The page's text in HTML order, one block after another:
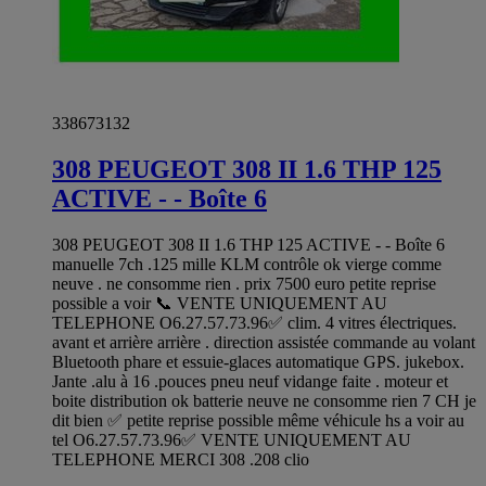
338673132
308 PEUGEOT 308 II 1.6 THP 125
ACTIVE - - Boîte 6
308 PEUGEOT 308 II 1.6 THP 125 ACTIVE - - Boîte 6
manuelle 7ch .125 mille KLM contrôle ok vierge comme
neuve . ne consomme rien . prix 7500 euro petite reprise
possible a voir 📞 VENTE UNIQUEMENT AU
TELEPHONE O6.27.57.73.96✅ clim. 4 vitres électriques.
avant et arrière arrière . direction assistée commande au volant
Bluetooth phare et essuie-glaces automatique GPS. jukebox.
Jante .alu à 16 .pouces pneu neuf vidange faite . moteur et
boite distribution ok batterie neuve ne consomme rien 7 CH je
dit bien ✅ petite reprise possible même véhicule hs a voir au
tel O6.27.57.73.96✅ VENTE UNIQUEMENT AU
TELEPHONE MERCI 308 .208 clio